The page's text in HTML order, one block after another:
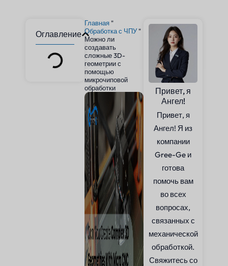
Оглавление
Главная "
Обработка с ЧПУ "
Можно ли
создавать
сложные 3D-
геометрии с
помощью
микрочиповой
обработки
Привет, я
Ангел!
Привет, я
Ангел! Я из
компании
Gree-Ge и
готова
помочь вам
во всех
вопросах,
связанных с
механической
обработкой.
Свяжитесь со